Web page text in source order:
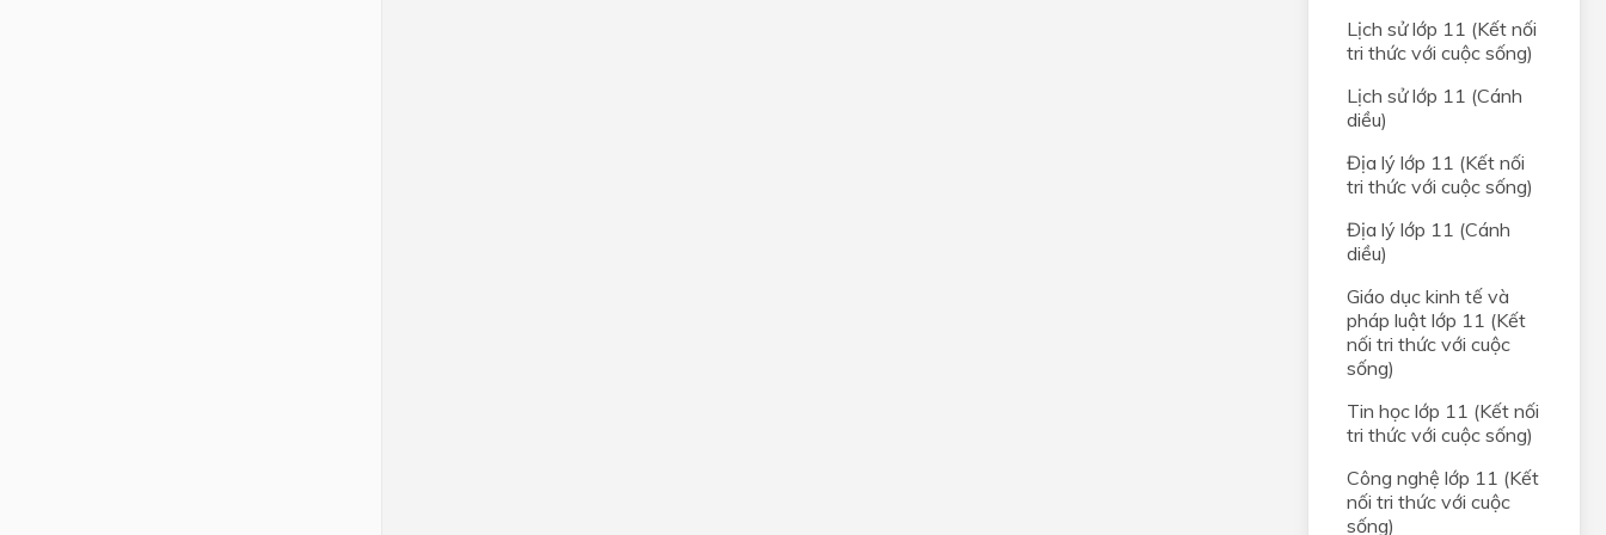
Lịch sử lớp 11 (Kết nối
tri thức với cuộc sống)
Lịch sử lớp 11 (Cánh
diều)
Địa lý lớp 11 (Kết nối
tri thức với cuộc sống)
Địa lý lớp 11 (Cánh
diều)
Giáo dục kinh tế và
pháp luật lớp 11 (Kết
nối tri thức với cuộc
sống)
Tin học lớp 11 (Kết nối
tri thức với cuộc sống)
Công nghệ lớp 11 (Kết
nối tri thức với cuộc
sống)